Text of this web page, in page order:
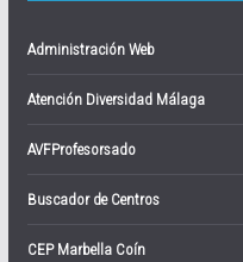
Administración Web
Atención Diversidad Málaga
AVFProfesorsado
Buscador de Centros
CEP Marbella Coín